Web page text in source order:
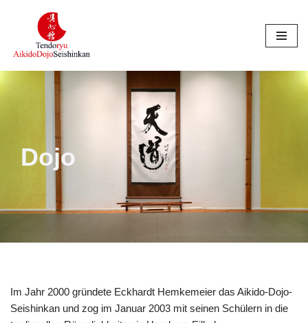
Inhalt
springen
Dojo
Im Jahr 2000 gründete Eckhardt Hemkemeier das Aikido-Dojo-
Seishinkan und zog im Januar 2003 mit seinen Schülern in die